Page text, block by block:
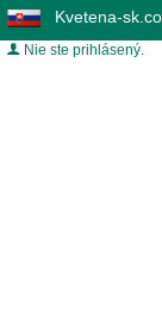
Kvetena-
Nie ste prihlásený.